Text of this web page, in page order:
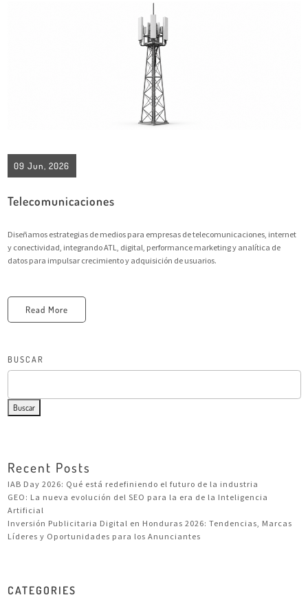
09 Jun, 2026
Telecomunicaciones
Diseñamos estrategias de medios para empresas de telecomunicaciones, internet
y conectividad, integrando ATL, digital, performance marketing y analítica de
datos para impulsar crecimiento y adquisición de usuarios.
Read More
BUSCAR
Buscar
Recent Posts
IAB Day 2026: Qué está redefiniendo el futuro de la industria
GEO: La nueva evolución del SEO para la era de la Inteligencia
Artificial
Inversión Publicitaria Digital en Honduras 2026: Tendencias, Marcas
Líderes y Oportunidades para los Anunciantes
CATEGORIES